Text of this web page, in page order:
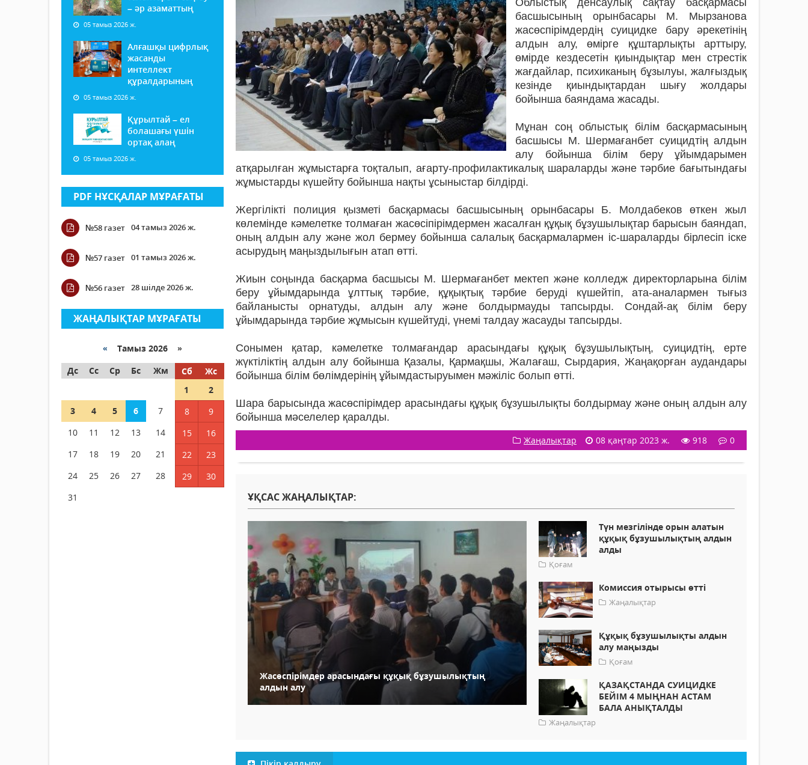
– әр азаматтың
05 тамыз 2026 ж.
Алғашқы цифрлық
жасанды
интеллект
құралдарының
05 тамыз 2026 ж.
Құрылтай – ел
болашағы үшін
ортақ алаң
05 тамыз 2026 ж.
PDF НҰСҚАЛАР МҰРАҒАТЫ
№58 газет 04 тамыз 2026 ж.
№57 газет 01 тамыз 2026 ж.
№56 газет 28 шілде 2026 ж.
ЖАҢАЛЫҚТАР МҰРАҒАТЫ
« Тамыз 2026 »
Дс
Сс Ср Бс Жм Сб
Жс
1
2
3
4 5 6 7 8
9
10
11 12 13 14 15
16
17
18 19 20 21 22
23
24
25 26 27 28 29
30
31
Облыстық денсаулық сақтау басқармасы
басшысының орынбасары М. Мырзанова
жасөспірімдердің суицидке бару әрекетінің
алдын алу, өмірге құштарлықты арттыру,
өмірде кездесетін қиындықтар мен стрестік
жағдайлар, психиканың бұзылуы, жалғыздық
кезінде қиындықтардан шығу жолдары
бойынша баяндама жасады.
Мұнан соң облыстық білім басқармасының
басшысы М. Шермағанбет суицидтің алдын
алу бойынша білім беру ұйымдарымен
атқарылған жұмыстарға тоқталып, ағарту-профилактикалық шараларды және тәрбие бағытындағы
жұмыстарды күшейту бойынша нақты ұсыныстар білдірді.
Жергілікті полиция қызметі басқармасы басшысының орынбасары Б. Молдабеков өткен жыл
көлемінде кәмелетке толмаған жасөсіпірімдермен жасалған құқық бұзушылықтар барысын баяндап,
оның алдын алу және жол бермеу бойынша салалық басқармалармен іс-шараларды бірлесіп іске
асырудың маңыздылығын атап өтті.
Жиын соңында басқарма басшысы М. Шермағанбет мектеп және колледж директорларына білім
беру ұйымдарында ұлттық тәрбие, құқықтық тәрбие беруді күшейтіп, ата-аналармен тығыз
байланысты орнатуды, алдын алу және болдырмауды тапсырды. Сондай-ақ білім беру
ұйымдарында тәрбие жұмысын күшейтуді, үнемі талдау жасауды тапсырды.
Сонымен қатар, кәмелетке толмағандар арасындағы құқық бұзушылықтың, суицидтің, ерте
жүктіліктің алдын алу бойынша Қазалы, Қармақшы, Жалағаш, Сырдария, Жаңақорған аудандары
бойынша білім бөлімдерінің ұйымдастыруымен мәжіліс болып өтті.
Шара барысында жасөспірімдер арасындағы құқық бұзушылықты болдырмау және оның алдын алу
бойынша мәселелер қаралды.
Жаңалықтар 08 қаңтар 2023 ж. 918 0
ҰҚСАС ЖАҢАЛЫҚТАР:
Жасөспірімдер арасындағы құқық бұзушылықтың
алдын алу
Түн мезгілінде орын алатын
құқық бұзушылықтың алдын
алды
Қоғам
Комиссия отырысы өтті
Жаңалықтар
Құқық бұзушылықты алдын
алу маңызды
Қоғам
ҚАЗАҚСТАНДА СУИЦИДКЕ
БЕЙІМ 4 МЫҢНАН АСТАМ
БАЛА АНЫҚТАЛДЫ
Жаңалықтар